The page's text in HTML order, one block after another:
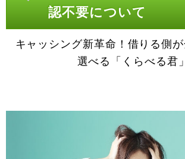
認不要について
キャッシング新革命！借りる側
選べる「くらべる君」